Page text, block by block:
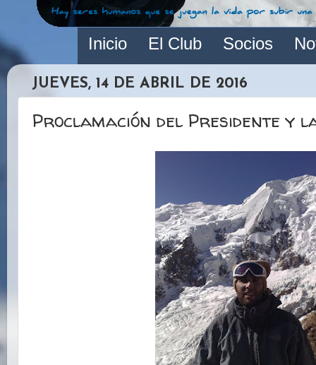
Inicio El Club Socios
JUEVES, 14 DE ABRIL DE 2016
Proclamación del Presidente y